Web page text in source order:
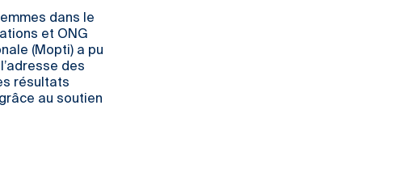
dans le
et ONG
(Mopti) a pu
des
résultats
au soutien